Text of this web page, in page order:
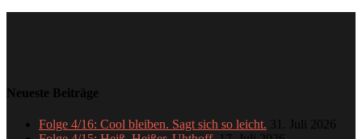
Neueste Beiträge
Folge 4/16: Cool bleiben. Sagt sich so leicht. 31. Juli 2026